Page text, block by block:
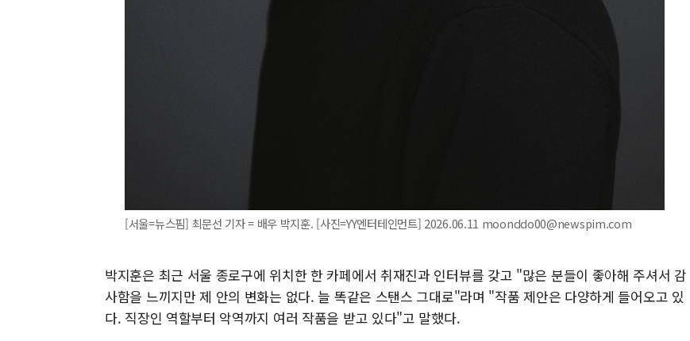
[서울=뉴스핌] 최문선 기자 = 배우 박지훈. [사진=YY엔터테인먼트] 2026.06.11 moonddo00@newspim.com
박지훈은 최근 서울 종로구에 위치한 한 카페에서 취재진과 인터뷰를 갖고 "많은 분들이 좋아해 주셔서 감
사함을 느끼지만 제 안의 변화는 없다. 늘 똑같은 스탠스 그대로"라며 "작품 제안은 다양하게 들어오고 있
다. 직장인 역할부터 악역까지 여러 작품을 받고 있다"고 말했다.